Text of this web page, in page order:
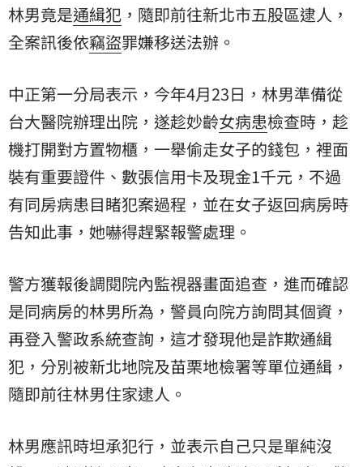
林男竟是通緝犯 ，隨即前往新北市五股區逮人，
全案訊後依竊盜罪嫌移送法辦。
中正第一分局表示，今年4月23日，林男準備從
台大醫院辦理出院，遂趁妙齡女病患檢查時，趁
機打開對方置物櫃，一舉偷走女子的錢包，裡面
裝有重要證件、數張信用卡及現金1千元，不過
有同房病患目睹犯案過程，並在女子返回病房時
告知此事，她嚇得趕緊報警處理。
警方獲報後調閱院內監視器畫面追查，進而確認
是同病房的林男所為，警員向院方詢問其個資，
再登入警政系統查詢，這才發現他是詐欺通緝
犯，分別被新北地院及苗栗地檢署等單位通緝，
隨即前往林男住家逮人。
林男應訊時坦承犯行，並表示自己只是單純沒